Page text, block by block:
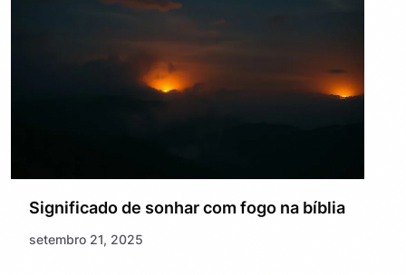
Significado de sonhar com fogo na bíblia
setembro 21, 2025